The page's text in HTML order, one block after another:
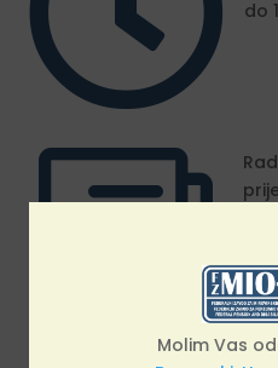
do
i
do
Molim Vas